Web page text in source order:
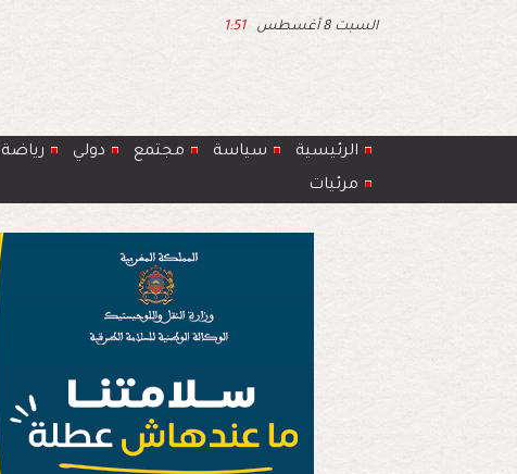
السبت 8 أغسطس 1:51
الرئيسية سياسة مجتمع دولي رياضة
مرئيات